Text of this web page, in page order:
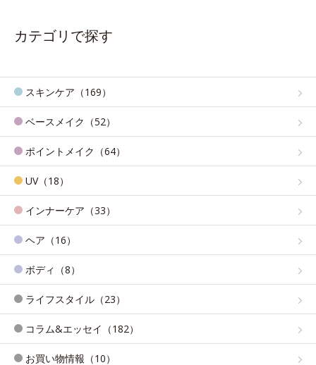
カテゴリで探す
スキンケア（169）
ベースメイク（52）
ポイントメイク（64）
UV（18）
インナーケア（33）
ヘア（16）
ボディ（8）
ライフスタイル（23）
コラム&エッセイ（182）
お買い物情報（10）